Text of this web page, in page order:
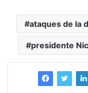
ataques de la
presidente